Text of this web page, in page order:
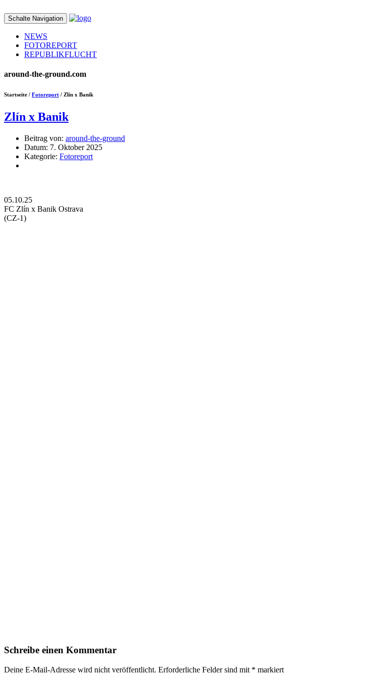
Schalte Navigation
NEWS
FOTOREPORT
REPUBLIKFLUCHT
around-the-ground.com
Startseite / Fotoreport / Zlín x Banik
Zlín x Banik
Beitrag von: around-the-ground
Datum: 7. Oktober 2025
Kategorie: Fotoreport
05.10.25
FC Zlín x Banik Ostrava
(CZ-1)
Schreibe einen Kommentar
Deine E-Mail-Adresse wird nicht veröffentlicht. Erforderliche Felder sind mit * markiert